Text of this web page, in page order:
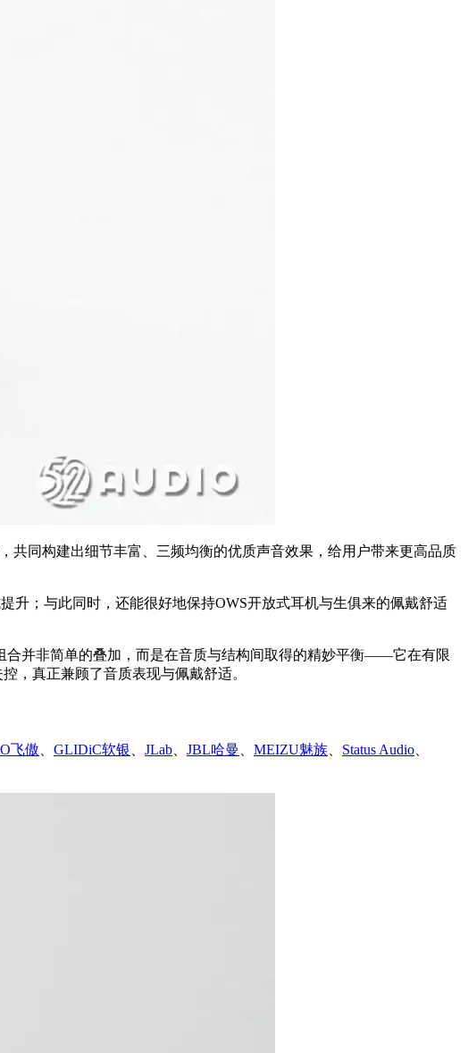
共同构建出细节丰富、三频均衡的优质声音效果，给用户带来更高品质
升；与此同时，还能很好地保持OWS开放式耳机与生俱来的佩戴舒适
合并非简单的叠加，而是在音质与结构间取得的精妙平衡——它在有限
，真正兼顾了音质表现与佩戴舒适。
飞傲 GLIDiC软银 JLab JBL哈曼 MEIZU魅族 Status Audio